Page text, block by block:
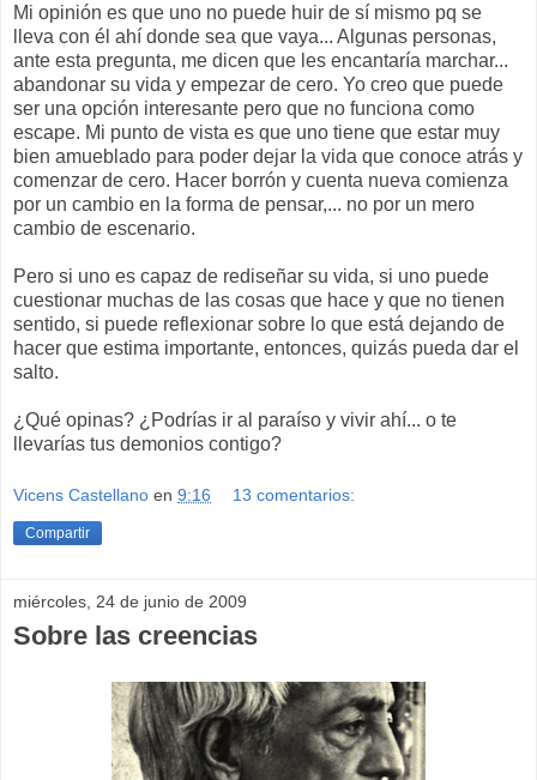
Mi opinión es que uno no puede huir de sí mismo pq se
lleva con él ahí donde sea que vaya... Algunas personas,
ante esta pregunta, me dicen que les encantaría marchar...
abandonar su vida y empezar de cero. Yo creo que puede
ser una opción interesante pero que no funciona como
escape. Mi punto de vista es que uno tiene que estar muy
bien amueblado para poder dejar la vida que conoce atrás y
comenzar de cero. Hacer borrón y cuenta nueva comienza
por un cambio en la forma de pensar,... no por un mero
cambio de escenario.
Pero si uno es capaz de rediseñar su vida, si uno puede
cuestionar muchas de las cosas que hace y que no tienen
sentido, si puede reflexionar sobre lo que está dejando de
hacer que estima importante, entonces, quizás pueda dar el
salto.
¿Qué opinas? ¿Podrías ir al paraíso y vivir ahí... o te
llevarías tus demonios contigo?
Vicens Castellano en 9:16 13 comentarios:
Compartir
miércoles, 24 de junio de 2009
Sobre las creencias